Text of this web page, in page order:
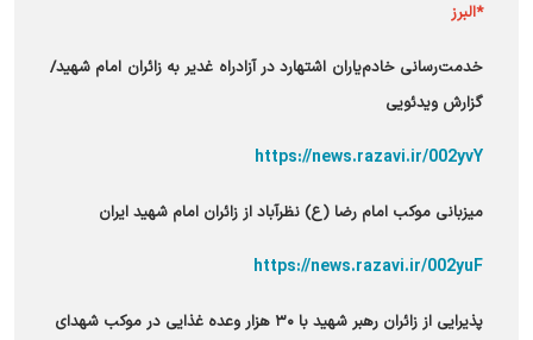
*البرز
خدمت‌رسانی خادم‌یاران اشتهارد در آزادراه غدیر به زائران امام شهید/
گزارش ویدئویی
https://news.razavi.ir/002yvY
میزبانی موکب امام رضا (ع) نظرآباد از زائران امام شهید ایران
https://news.razavi.ir/002yuF
پذیرایی از زائران رهبر شهید با ۳۰ هزار وعده غذایی در موکب شهدای